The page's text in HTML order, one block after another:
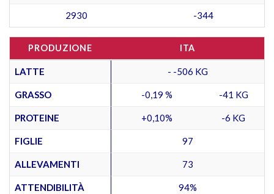
2930 -344
PRODUZIONE ITA
LATTE - -506 KG
GRASSO -0,19 % -41 KG
PROTEINE +0,10% -6 KG
FIGLIE 97
ALLEVAMENTI 73
ATTENDIBILITÀ 94%